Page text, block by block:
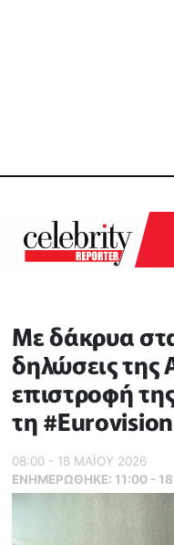
Mε δάκρυα
δηλώσεις της
επιστροφή
τη
08:00 - 18 ΜΑΪ́ΟΥ 2026
ΕΝΗΜΕΡΏΘΗΚΕ: 11:00 -